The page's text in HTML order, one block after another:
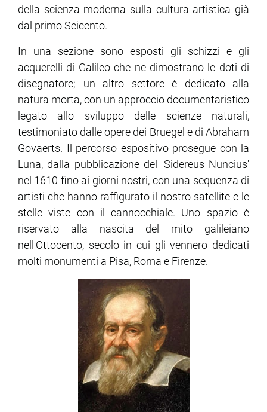
della scienza moderna sulla cultura artistica già
dal primo Seicento.
In una sezione sono esposti gli schizzi e gli
acquerelli di Galileo che ne dimostrano le doti di
disegnatore; un altro settore è dedicato alla
natura morta, con un approccio documentaristico
legato allo sviluppo delle scienze naturali,
testimoniato dalle opere dei Bruegel e di Abraham
Govaerts. Il percorso espositivo prosegue con la
Luna, dalla pubblicazione del 'Sidereus Nuncius'
nel 1610 fino ai giorni nostri, con una sequenza di
artisti che hanno raffigurato il nostro satellite e le
stelle viste con il cannocchiale. Uno spazio è
riservato alla nascita del mito galileiano
nell'Ottocento, secolo in cui gli vennero dedicati
molti monumenti a Pisa, Roma e Firenze.